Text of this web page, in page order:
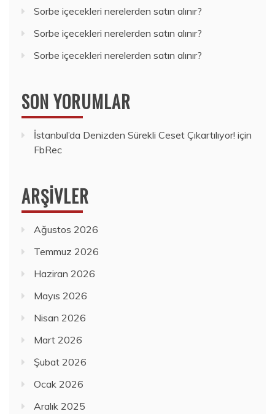
Sorbe içecekleri nerelerden satın alınır?
Sorbe içecekleri nerelerden satın alınır?
Sorbe içecekleri nerelerden satın alınır?
SON YORUMLAR
İstanbul’da Denizden Sürekli Ceset Çıkartılıyor! için
FbRec
ARŞIVLER
Ağustos 2026
Temmuz 2026
Haziran 2026
Mayıs 2026
Nisan 2026
Mart 2026
Şubat 2026
Ocak 2026
Aralık 2025